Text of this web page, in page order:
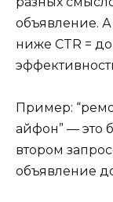
объявление.
ниже CTR =
Пример:
айфон” — это
втором
объявление